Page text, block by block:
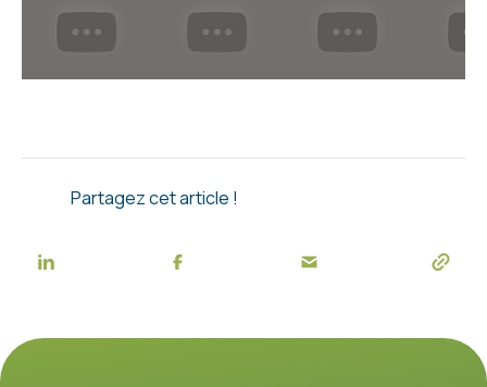
Partagez cet article !